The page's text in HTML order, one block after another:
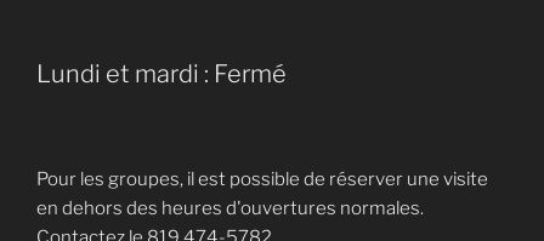
Lundi et mardi : Fermé
Pour les groupes, il est possible de réserver une visite
en dehors des heures d'ouvertures normales.